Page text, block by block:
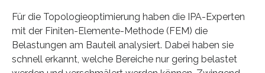
Für die Topologieoptimierung haben die IPA-Experten
mit der Finiten-Elemente-Methode (FEM) die
Belastungen am Bauteil analysiert. Dabei haben sie
schnell erkannt, welche Bereiche nur gering belastet